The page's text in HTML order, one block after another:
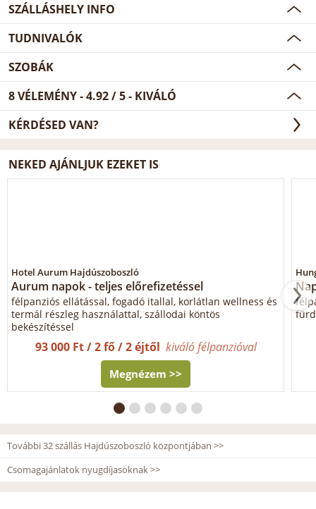
SZÁLLÁSHELY INFO
TUDNIVALÓK
SZOBÁK
8VÉLEMÉNY -4.92/5- KIVÁLÓ
KÉRDÉSED VAN?
NEKED AJÁNLJUK EZEKET IS
Hotel Aurum Hajdúszoboszló
Aurum napok - teljes előrefizetéssel
félpanziós ellátással, fogadó itallal, korlátlan wellness és
termál részleg használattal, szállodai köntös
bekészítéssel
93 000 Ft / 2 fő / 2 éjtől kiváló félpanzióval
Megnézem >>
További 32 szállás Hajdúszoboszló központjában >>
Csomagajánlatok nyugdíjasoknak >>